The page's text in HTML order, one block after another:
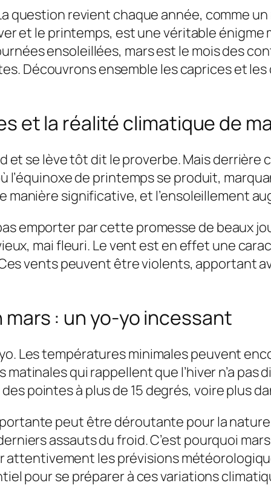
question revient chaque année, comme
et le printemps, est une véritable
ensoleillées, mars est le mois des
Découvrons ensemble les caprices et
et la réalité climatique de
et se lève tôt dit le proverbe. Mais
l’équinoxe de printemps se produit,
manière significative, et l’ensoleillement
emporter par cette promesse de beaux
mai fleuri. Le vent est en effet une
vents peuvent être violents, apportant
: un yo-yo incessant
Les températures minimales peuvent
qui rappellent que l’hiver n’a
pointes à plus de 15 degrés, voire plus
peut être déroutante pour la
assauts du froid. C’est pourquoi
attentivement les prévisions
pour se préparer à ces variations